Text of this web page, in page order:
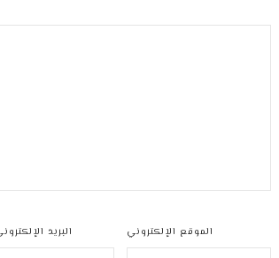
البريد الموقع الإلكتروني